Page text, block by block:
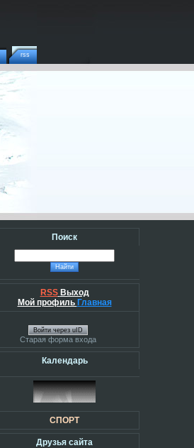
rss
Поиск
RSS Выход
Мой профиль Главная
Войти через uID
Старая форма входа
Календарь
СПОРТ
Друзья сайта